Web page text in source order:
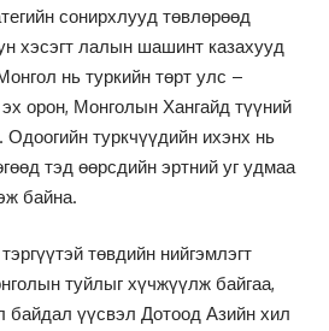
сонирхлууд төвлөрөөд
хэсэгт лалын шашинт казахууд
нь туркийн төрт улс –
орон, Монголын Хангайд түүний
Одоогийн туркчүүдийн ихэнх нь
тэд өөрсдийн эртний уг удмаа
байна.
төвдийн нийгэмлэгт
туйлыг хүчжүүлж байгаа,
байдал үүсвэл Дотоод Азийн хил